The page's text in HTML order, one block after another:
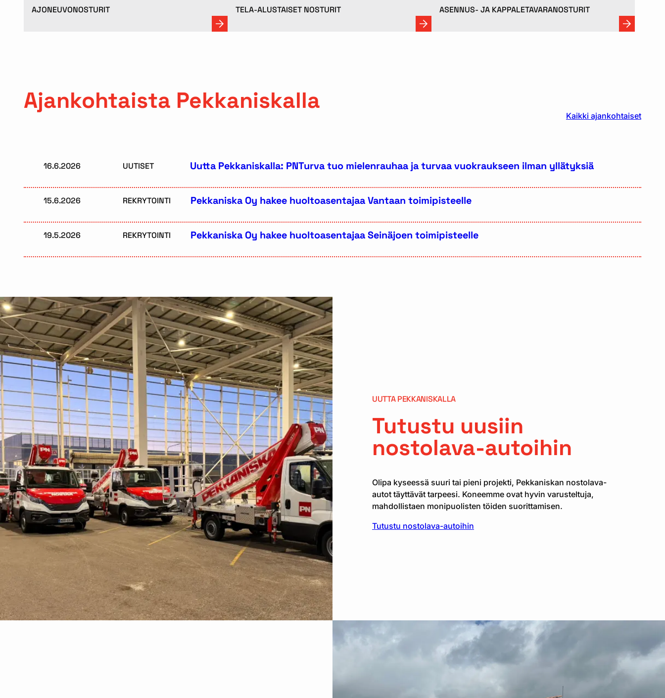
AJONEUVONOSTURIT TELA-ALUSTAISET NOSTURIT ASENNUS- JA KAPPALE­TAVARANOSTURIT
Ajankohtaista Pekkaniskalla
Kaikki ajankohtaiset
16.6.2026 UUTISET Uutta Pekkaniskalla: PNTurva tuo mielenrauhaa ja turvaa vuokraukseen ilman yllätyksiä
15.6.2026 REKRYTOINTI Pekkaniska Oy hakee huoltoasentajaa Vantaan toimipisteelle
19.5.2026 REKRYTOINTI Pekkaniska Oy hakee huoltoasentajaa Seinäjoen toimipisteelle
UUTTA PEKKANISKALLA
Tutustu uusiin
nostolava-autoihin
Olipa kyseessä suuri tai pieni projekti, Pekkaniskan nostolava-
autot täyttävät tarpeesi. Koneemme ovat hyvin varusteltuja,
mahdollistaen monipuolisten töiden suorittamisen.
Tutustu nostolava-autoihin